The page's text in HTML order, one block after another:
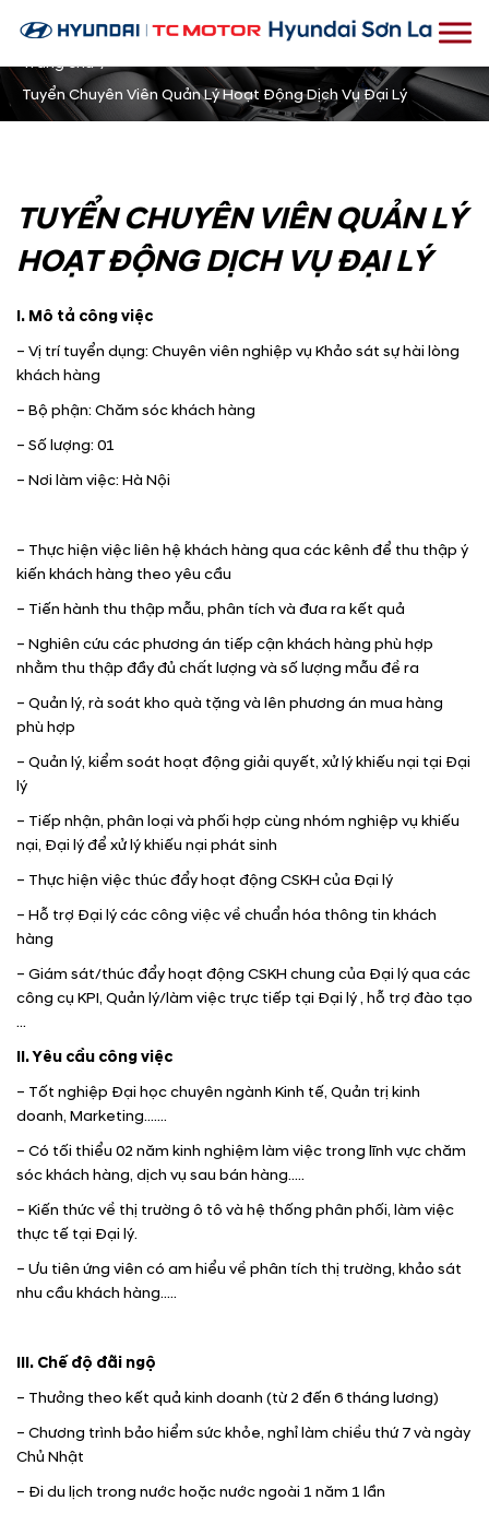
Trang chủ
Tuyển Chuyên Viên Quản Lý Hoạt Động Dịch Vụ Đại Lý
TUYỂN CHUYÊN VIÊN QUẢN LÝ
HOẠT ĐỘNG DỊCH VỤ ĐẠI LÝ
I. Mô tả công việc
– Vị trí tuyển dụng: Chuyên viên nghiệp vụ Khảo sát sự hài lòng
khách hàng
– Bộ phận: Chăm sóc khách hàng
– Số lượng: 01
– Nơi làm việc: Hà Nội
– Thực hiện việc liên hệ khách hàng qua các kênh để thu thập ý
kiến khách hàng theo yêu cầu
– Tiến hành thu thập mẫu, phân tích và đưa ra kết quả
– Nghiên cứu các phương án tiếp cận khách hàng phù hợp
nhằm thu thập đầy đủ chất lượng và số lượng mẫu đề ra
– Quản lý, rà soát kho quà tặng và lên phương án mua hàng
phù hợp
– Quản lý, kiểm soát hoạt động giải quyết, xử lý khiếu nại tại Đại
lý
– Tiếp nhận, phân loại và phối hợp cùng nhóm nghiệp vụ khiếu
nại, Đại lý để xử lý khiếu nại phát sinh
– Thực hiện việc thúc đẩy hoạt động CSKH của Đại lý
– Hỗ trợ Đại lý các công việc về chuẩn hóa thông tin khách
hàng
– Giám sát/thúc đẩy hoạt động CSKH chung của Đại lý qua các
công cụ KPI, Quản lý/làm việc trực tiếp tại Đại lý , hỗ trợ đào tạo
…
II. Yêu cầu công việc
– Tốt nghiệp Đại học chuyên ngành Kinh tế, Quản trị kinh
doanh, Marketing…….
– Có tối thiểu 02 năm kinh nghiệm làm việc trong lĩnh vực chăm
sóc khách hàng, dịch vụ sau bán hàng…..
– Kiến thức về thị trường ô tô và hệ thống phân phối, làm việc
thực tế tại Đại lý.
– Ưu tiên ứng viên có am hiểu về phân tích thị trường, khảo sát
nhu cầu khách hàng…..
III. Chế độ đãi ngộ
– Thưởng theo kết quả kinh doanh (từ 2 đến 6 tháng lương)
– Chương trình bảo hiểm sức khỏe, nghỉ làm chiều thứ 7 và ngày
Chủ Nhật
– Đi du lịch trong nước hoặc nước ngoài 1 năm 1 lần